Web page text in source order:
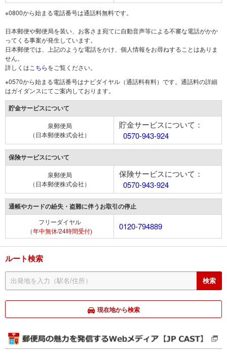
※0800から始まる電話番号は通話料無料です。
日本郵便や郵便局を装い、お客さま宛てに自動音声等による不審な電話がかか
ってくる事案が発生しています。
日本郵便では、上記のような電話をかけ、個人情報をお尋ねすることはありま
せん。
詳しくは こちらをご覧ください。
※0570から始まる電話番号はナビダイヤル（通話料有料）です。通話料の詳細
はガイダンスにてご案内しております。
貯金サービスについて
泉郵便局
（日本郵便株式会社）
貯金サービスについて：
0570-943-924
保険サービスについて
泉郵便局
（日本郵便株式会社）
保険サービスについて：
0570-943-924
通帳やカードの紛失・盗難に伴うお取引の停止
フリーダイヤル
（年中無休/24時間受付)
0120-794889
ルート検索
現在地から検索